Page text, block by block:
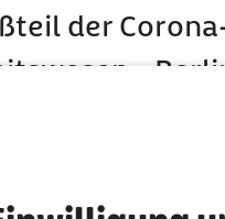
der
Versorgung